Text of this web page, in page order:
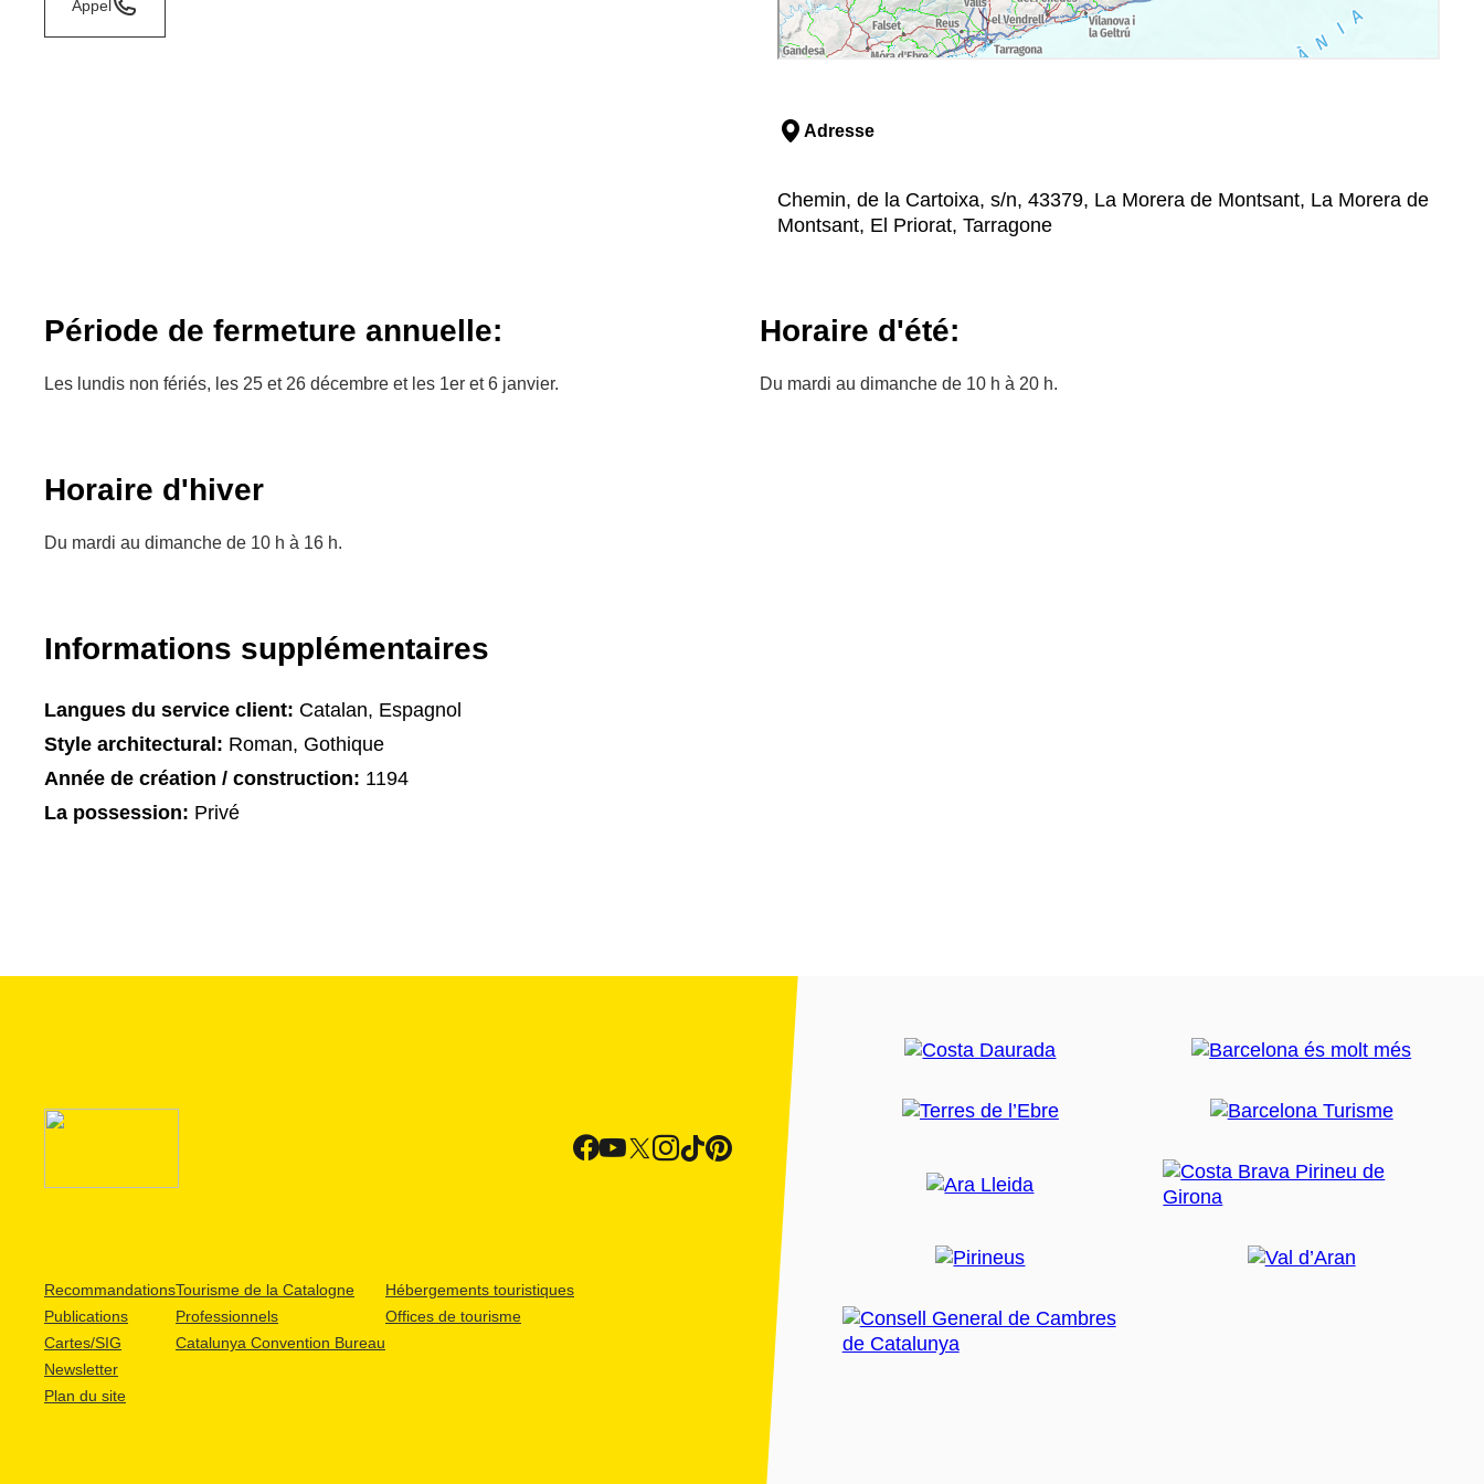
Appel
Adresse
Chemin, de la Cartoixa, s/n, 43379, La Morera de Montsant, La Morera de
Montsant, El Priorat, Tarragone
Période de fermeture annuelle:
Les lundis non fériés, les 25 et 26 décembre et les 1er et 6 janvier.
Horaire d'été:
Du mardi au dimanche de 10 h à 20 h.
Horaire d'hiver
Du mardi au dimanche de 10 h à 16 h.
Informations supplémentaires
Langues du service client: Catalan, Espagnol
Style architectural: Roman, Gothique
Année de création / construction: 1194
La possession: Privé
Recommandations
Publications
Cartes/SIG
Newsletter
Plan du site
Tourisme de la Catalogne
Professionnels
Catalunya Convention Bureau
Hébergements touristiques
Offices de tourisme